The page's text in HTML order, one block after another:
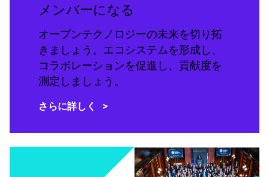
メンバーになる
オープンテクノロジーの未来を切り拓
きましょう。エコシステムを形成し、
コラボレーションを促進し、貢献度を
測定しましょう。
さらに詳しく